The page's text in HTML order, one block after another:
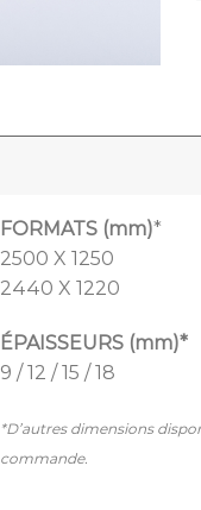
FORMATS (mm)*
2500 X 1250
2440 X 1220
ÉPAISSEURS (mm)*
9 / 12 / 15 / 18
*D’autres dimensions
commande.